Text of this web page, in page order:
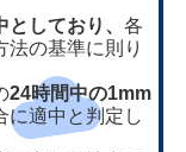
としており、各
法の基準に則り
24時間中の1mm
に適中と判定し